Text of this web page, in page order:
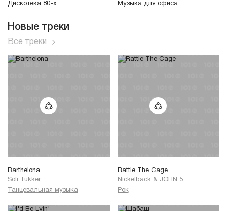
Дискотека 80-х Музыка для офиса
Новые треки
Все треки
Barthelona
Sofi Tukker
Танцевальная музыка
Rattle The Cage
Nickelback & JOHN 5
Рок